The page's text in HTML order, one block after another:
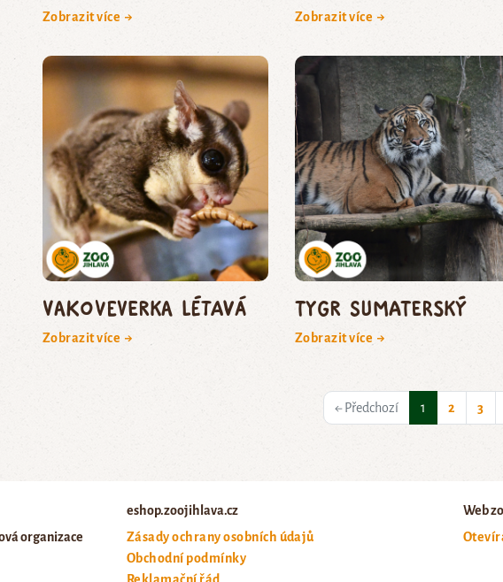
Zobrazit více → Zobrazit více →
vakoveverka létavá
Zobrazit více →
tygr sumaterský
Zobrazit více →
← Předchozí 1 (current)
2 3
organizace
eshop.zoojihlava.cz
Zásady ochrany osobních údajů
Obchodní podmínky
Reklamační řád
Web